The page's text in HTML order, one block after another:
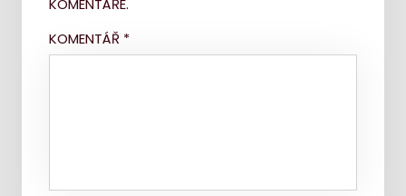
KOMENTÁŘE.
KOMENTÁŘ *